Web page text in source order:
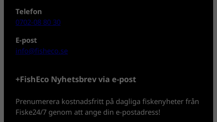
Telefon
0702-08 80 30
E-post
info@fisheco.se
+FishEco Nyhetsbrev via e-post
Prenumerera kostnadsfritt på dagliga fiskenyheter från
Fiske24/7 genom att ange din e-postadress!